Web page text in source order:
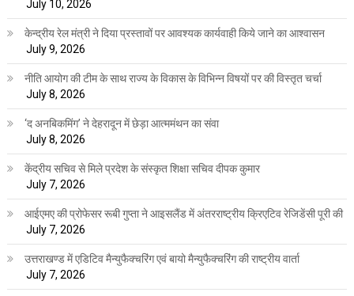
July 10, 2026
केन्द्रीय रेल मंत्री ने दिया प्रस्तावों पर आवश्यक कार्यवाही किये जाने का आश्वासन
July 9, 2026
नीति आयोग की टीम के साथ राज्य के विकास के विभिन्न विषयों पर की विस्तृत चर्चा
July 8, 2026
‘द अनबिकमिंग’ ने देहरादून में छेड़ा आत्ममंथन का संवा
July 8, 2026
केंद्रीय सचिव से मिले प्रदेश के संस्कृत शिक्षा सचिव दीपक कुमार
July 7, 2026
आईएमए की प्रोफेसर रूबी गुप्ता ने आइसलैंड में अंतरराष्ट्रीय क्रिएटिव रेजिडेंसी पूरी की
July 7, 2026
उत्तराखण्ड में एडिटिव मैन्युफैक्चरिंग एवं बायो मैन्युफैक्चरिंग की राष्ट्रीय वार्ता
July 7, 2026